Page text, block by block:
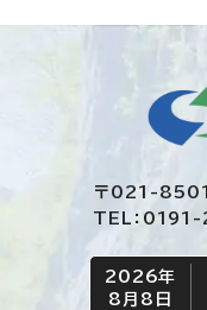
〒021-8501
TEL：0191-
今日の日付
2026年
8月8日